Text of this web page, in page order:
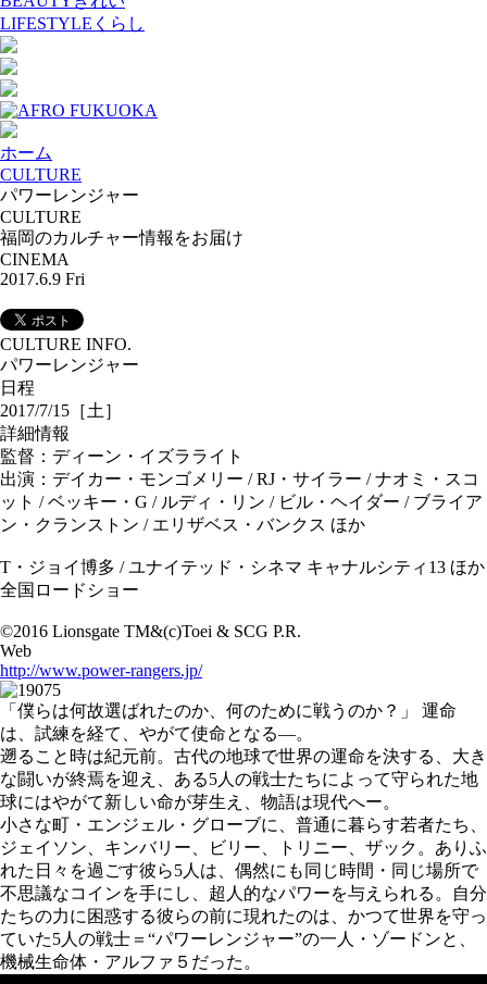
LIFESTYLE くらし
ホーム
CULTURE
パワーレンジャー
CULTURE
福岡のカルチャー情報をお届け
CINEMA
2017.6.9 Fri
CULTURE INFO.
パワーレンジャー
日程
2017/7/15［土］
詳細情報
監督：ディーン・イズラライト
出演：デイカー・モンゴメリー / RJ・サイラー / ナオミ・スコ
ット / ベッキー・G / ルディ・リン / ビル・ヘイダー / ブライア
ン・クランストン / エリザベス・バンクス ほか
T・ジョイ博多 / ユナイテッド・シネマ キャナルシティ13 ほか
全国ロードショー
©2016 Lionsgate TM&(c)Toei & SCG P.R.
Web
http://www.power-rangers.jp/
「僕らは何故選ばれたのか、何のために戦うのか？」 運命
は、試練を経て、やがて使命となる―。
遡ること時は紀元前。古代の地球で世界の運命を決する、大き
な闘いが終焉を迎え、ある5人の戦士たちによって守られた地
球にはやがて新しい命が芽生え、物語は現代へー。
小さな町・エンジェル・グローブに、普通に暮らす若者たち、
ジェイソン、キンバリー、ビリー、トリニー、ザック。ありふ
れた日々を過ごす彼ら5人は、偶然にも同じ時間・同じ場所で
不思議なコインを手にし、超人的なパワーを与えられる。自分
たちの力に困惑する彼らの前に現れたのは、かつて世界を守っ
ていた5人の戦士＝“パワーレンジャー”の一人・ゾードンと、
機械生命体・アルファ５だった。